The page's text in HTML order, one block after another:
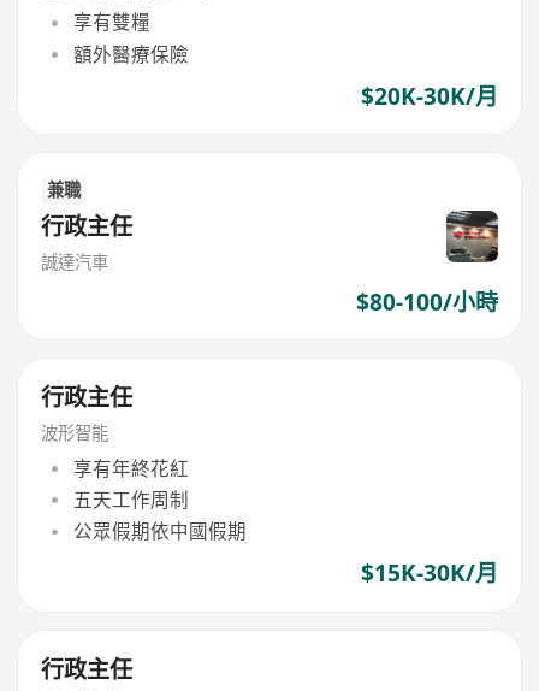
享有雙糧
額外醫療保險
$20K-30K/月
兼職
行政主任
誠達汽車
$80-100/小時
行政主任
波形智能
享有年終花紅
五天工作周制
公眾假期依中國假期
$15K-30K/月
行政主任